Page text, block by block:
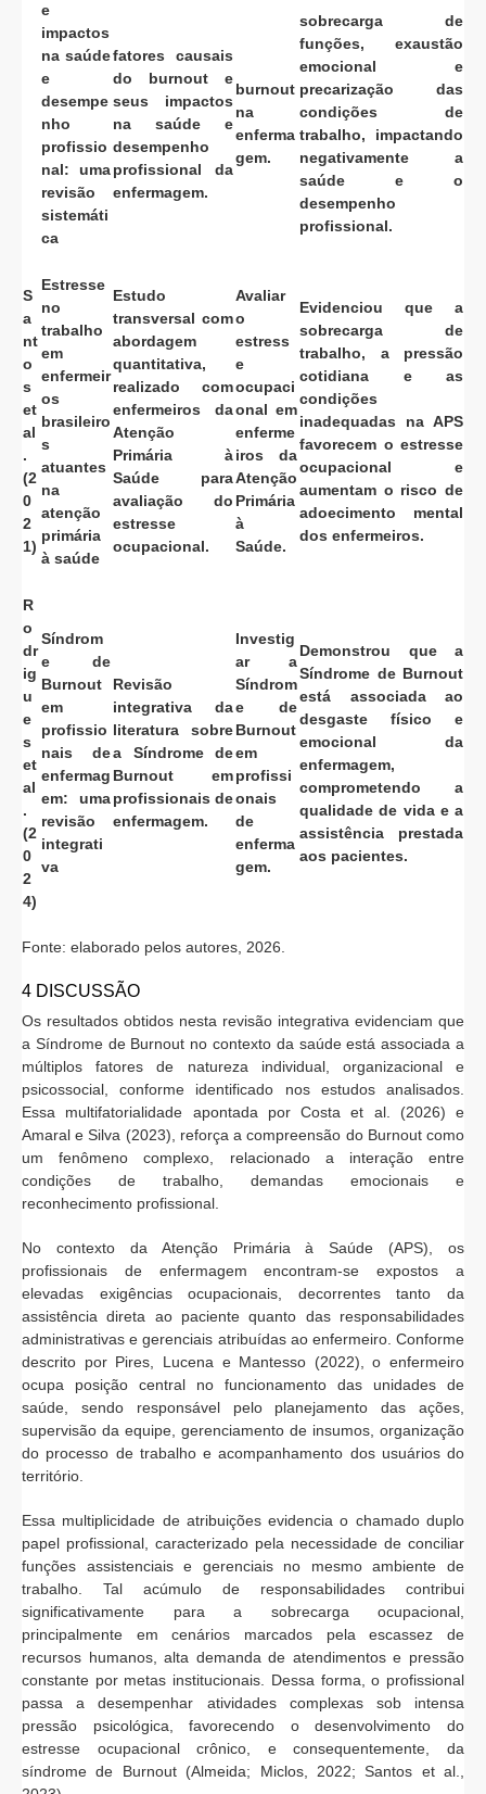
e
impactos
na saúde
e
desempe
nho
profissio
nal: uma
revisão
sistemáti
ca
fatores causais
do burnout e
seus impactos
na saúde e
desempenho
profissional da
enfermagem.
burnout
na
enferma
gem.
sobrecarga de
funções, exaustão
emocional e
precarização das
condições de
trabalho, impactando
negativamente a
saúde e o
desempenho
profissional.
S
a
nt
o
s
et
al
.
(2
0
2
1)
Estresse
no
trabalho
em
enfermeir
os
brasileiro
s
atuantes
na
atenção
primária
à saúde
Estudo
transversal com
abordagem
quantitativa,
realizado com
enfermeiros da
Atenção
Primária à
Saúde para
avaliação do
estresse
ocupacional.
Avaliar
o
estress
e
ocupaci
onal em
enferme
iros da
Atenção
Primária
à
Saúde.
Evidenciou que a
sobrecarga de
trabalho, a pressão
cotidiana e as
condições
inadequadas na APS
favorecem o estresse
ocupacional e
aumentam o risco de
adoecimento mental
dos enfermeiros.
R
o
dr
ig
u
e
s
et
al
.
(2
0
2
4)
Síndrom
e de
Burnout
em
profissio
nais de
enfermag
em: uma
revisão
integrati
va
Revisão
integrativa da
literatura sobre
a Síndrome de
Burnout em
profissionais de
enfermagem.
Investig
ar a
Síndrom
e de
Burnout
em
profissi
onais
de
enferma
gem.
Demonstrou que a
Síndrome de Burnout
está associada ao
desgaste físico e
emocional da
enfermagem,
comprometendo a
qualidade de vida e a
assistência prestada
aos pacientes.
Fonte: elaborado pelos autores, 2026.
4 DISCUSSÃO
Os resultados obtidos nesta revisão integrativa evidenciam que
a Síndrome de Burnout no contexto da saúde está associada a
múltiplos fatores de natureza individual, organizacional e
psicossocial, conforme identificado nos estudos analisados.
Essa multifatorialidade apontada por Costa et al. (2026) e
Amaral e Silva (2023), reforça a compreensão do Burnout como
um fenômeno complexo, relacionado a interação entre
condições de trabalho, demandas emocionais e
reconhecimento profissional.
No contexto da Atenção Primária à Saúde (APS), os
profissionais de enfermagem encontram-se expostos a
elevadas exigências ocupacionais, decorrentes tanto da
assistência direta ao paciente quanto das responsabilidades
administrativas e gerenciais atribuídas ao enfermeiro. Conforme
descrito por Pires, Lucena e Mantesso (2022), o enfermeiro
ocupa posição central no funcionamento das unidades de
saúde, sendo responsável pelo planejamento das ações,
supervisão da equipe, gerenciamento de insumos, organização
do processo de trabalho e acompanhamento dos usuários do
território.
Essa multiplicidade de atribuições evidencia o chamado duplo
papel profissional, caracterizado pela necessidade de conciliar
funções assistenciais e gerenciais no mesmo ambiente de
trabalho. Tal acúmulo de responsabilidades contribui
significativamente para a sobrecarga ocupacional,
principalmente em cenários marcados pela escassez de
recursos humanos, alta demanda de atendimentos e pressão
constante por metas institucionais. Dessa forma, o profissional
passa a desempenhar atividades complexas sob intensa
pressão psicológica, favorecendo o desenvolvimento do
estresse ocupacional crônico, e consequentemente, da
síndrome de Burnout (Almeida; Miclos, 2022; Santos et al.,